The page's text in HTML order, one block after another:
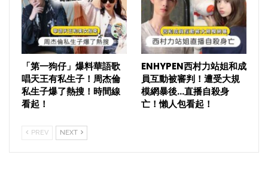
「第一狗仔」爆料華語歌
唱天王有私生子！周杰倫
私生子爆了熱搜！時間線
看起！
ENHYPEN西村力站姐和成
員互動被審判！遭受大規
模網暴後…直播自殺身
亡！懶人包看起！
PREV NEXT